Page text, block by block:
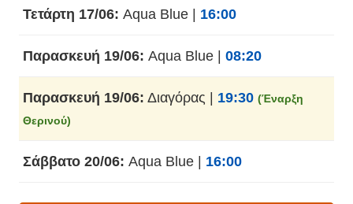
Τετάρτη 17/06: Aqua Blue | 16:00
Παρασκευή 19/06: Aqua Blue | 08:20
Παρασκευή 19/06: Διαγόρας | 19:30 (Έναρξη
Θερινού)
Σάββατο 20/06: Aqua Blue | 16:00